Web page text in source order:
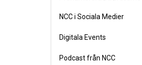
NCC i Sociala Medier
Digitala Events
Podcast från NCC